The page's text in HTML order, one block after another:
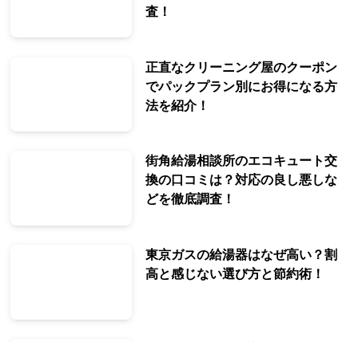
査！
正直なクリーニング屋のクーポン
でパックプラン別にお得になる方
法を紹介！
街角給湯相談所のエコキュート交
換の口コミは？対応の良し悪しな
どを徹底調査！
東京ガスの給湯器はなぜ高い？割
高と感じない選び方と節約術！